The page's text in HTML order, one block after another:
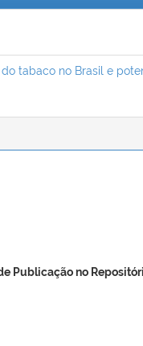
tabaco no Brasil e
Publicação no